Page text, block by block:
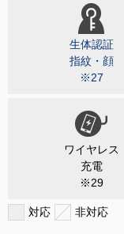
生体認証
指紋・顔
※27
ワイヤレス
充電
※29
対応 非対応